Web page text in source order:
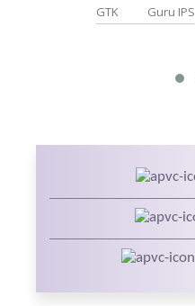
GTK Guru IPS